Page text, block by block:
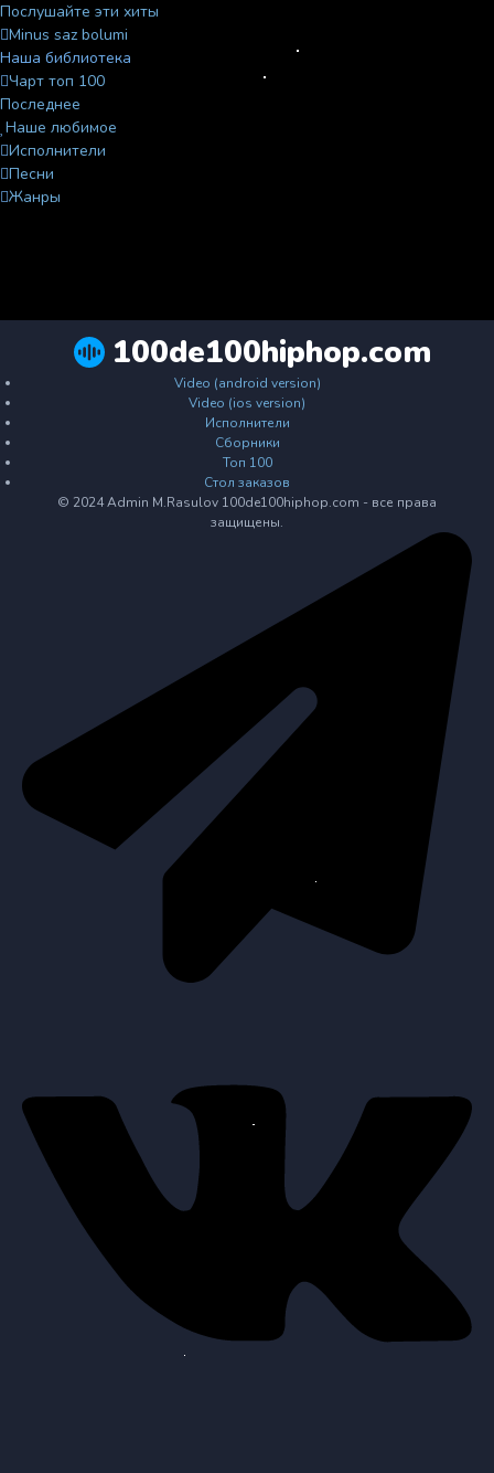
Послушайте эти хиты
Minus saz bolumi
Наша библиотека
Чарт топ 100
Последнее
Наше любимое
Исполнители
Песни
Жанры
100de100hiphop.com
Video (android version)
Video (ios version)
Исполнители
Сборники
Топ 100
Стол заказов
© 2024 Admin M.Rasulov 100de100hiphop.com - все права
защищены.